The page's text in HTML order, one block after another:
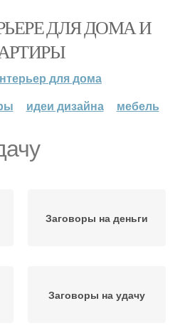
ДЛЯ ДОМА И
для дома
идеи дизайна мебель
Заговоры на деньги
Заговоры на удачу